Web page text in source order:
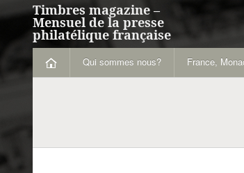
Timbres magazine –
Mensuel de la presse
philatélique française
Qui sommes nous? France,